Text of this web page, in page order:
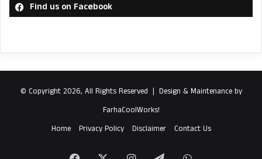
Find us on Facebook
© Copyright 2026, All Rights Reserved | Design & Maintenance by
FarhaCoolWorks!
Home
Privacy Policy Disclaimer Contact Us